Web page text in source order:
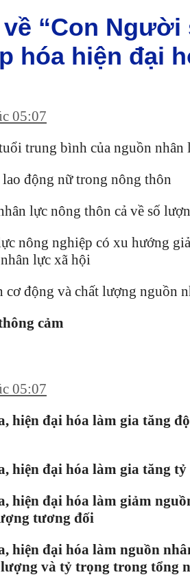
“Con
hóa hiện đại
05:07
trung bình của nguồn nhân
động nữ trong nông thôn
lực nông thôn cả về số
nông nghiệp có xu hướng
lực xã hội
cơ động và chất lượng nguồn
cảm
05:07
hiện đại hóa làm gia tăng
hiện đại hóa làm gia tăng
hiện đại hóa làm giảm
tương đối
hiện đại hóa làm nguồn
lượng và tỷ trọng trong tổng